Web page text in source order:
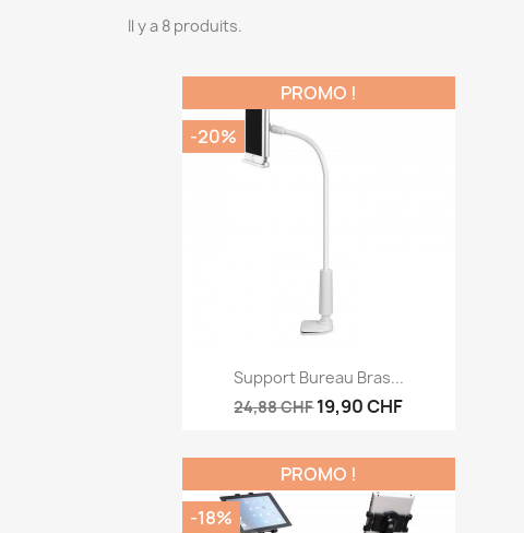
Il y a 8 produits.
Aperçu rapide
Support Bureau Bras...
24,88 CHF19,90 CHF
PROMO !
-20%
PROMO !
-18%